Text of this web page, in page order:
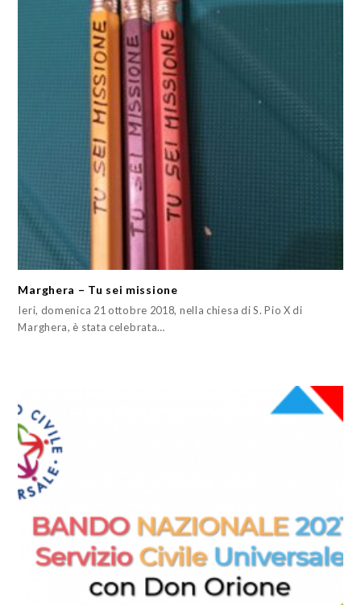
Marghera – Tu sei missione
Ieri, domenica 21 ottobre 2018, nella chiesa di S. Pio X di
Marghera, è stata celebrata…